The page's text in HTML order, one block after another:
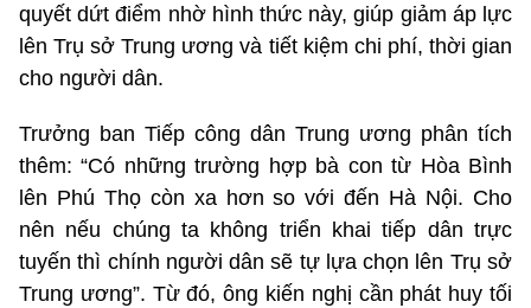
quyết dứt điểm nhờ hình thức này, giúp giảm áp lực
lên Trụ sở Trung ương và tiết kiệm chi phí, thời gian
cho người dân.
Trưởng ban Tiếp công dân Trung ương phân tích
thêm: “Có những trường hợp bà con từ Hòa Bình
lên Phú Thọ còn xa hơn so với đến Hà Nội. Cho
nên nếu chúng ta không triển khai tiếp dân trực
tuyến thì chính người dân sẽ tự lựa chọn lên Trụ sở
Trung ương”. Từ đó, ông kiến nghị cần phát huy tối